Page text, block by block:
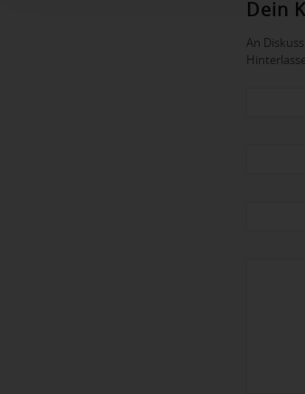
Dein
An